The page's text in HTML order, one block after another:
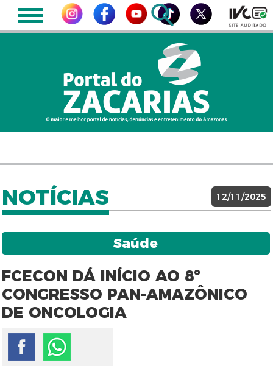
NOTÍCIAS 12/11/2025
Saúde
FCECON DÁ INÍCIO AO 8º
CONGRESSO PAN-AMAZÔNICO
DE ONCOLOGIA